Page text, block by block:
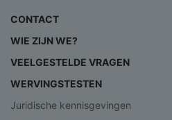
CONTACT
WIE ZIJN WE?
VEELGESTELDE VRAGEN
WERVINGSTESTEN
Juridische kennisgevingen